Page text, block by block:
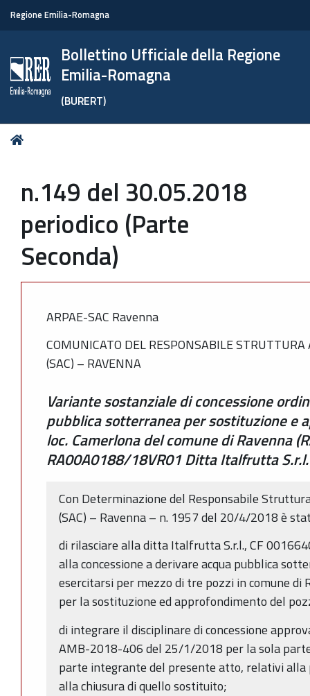
Regione Emilia-Romagna
Bollettino Ufficiale della Regione
Emilia-Romagna
(BURERT)
Tu
n.149 del 30.05.2018
periodico (Parte
Seconda)
ARPAE-SAC Ravenna
COMUNICATO DEL RESPONSABILE
(SAC) – RAVENNA
Variante sostanziale di concessione
pubblica sotterranea per sostituzione e
loc. Camerlona del comune di Ravenna
RA00A0188/18VR01 Ditta Italfrutta S.r.l.
Con Determinazione del Responsabile
(SAC) – Ravenna – n. 1957 del 20/4/2018 è
di rilasciare alla ditta Italfrutta S.r.l., CF
alla concessione a derivare acqua pubblica
esercitarsi per mezzo di tre pozzi in comune di
per la sostituzione ed approfondimento del
di integrare il disciplinare di concessione
AMB-2018-406 del 25/1/2018 per la sola
parte integrante del presente atto, relativi alla
alla chiusura di quello sostituito;